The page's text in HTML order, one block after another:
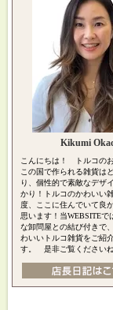
Kikumi
こんにちは！ トルコのお
この国で作られる雑貨は
り、個性的で素敵なデザ
かり！トルコのかわいい
度、ここに住んでいて良
思います！当WEBSITEで
な卸問屋との結び付きで
わいいトルコ雑貨をご紹
す。 是非ご覧ください